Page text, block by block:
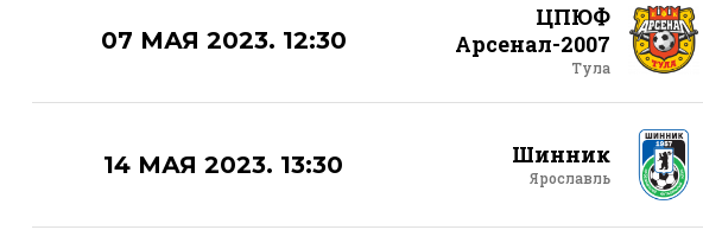
07 МАЯ 2023. 12:30
ЦПЮФ
Арсенал-2007
Тула
14 МАЯ 2023. 13:30 Шинник
Ярославль